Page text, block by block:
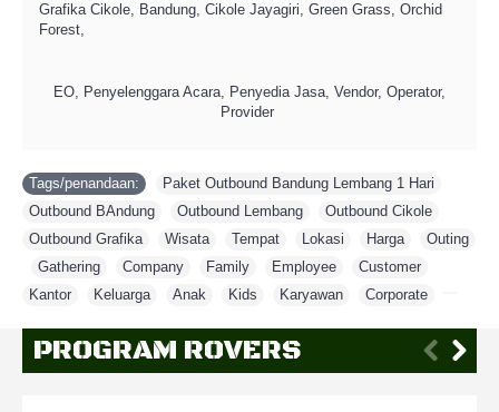
Grafika Cikole, Bandung, Cikole Jayagiri, Green Grass, Orchid
Forest,
EO, Penyelenggara Acara, Penyedia Jasa, Vendor, Operator,
Provider
Tags/penandaan: Paket Outbound Bandung Lembang 1 Hari
Outbound BAndung
Outbound Lembang Outbound Cikole
Outbound Grafika
Wisata Tempat Lokasi Harga
Outing
Gathering Company Family Employee Customer
Kantor
Keluarga Anak Kids Karyawan Corporate
PROGRAM ROVERS